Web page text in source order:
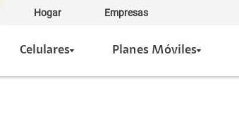
Hogar Empresas
Celulares Planes Móviles